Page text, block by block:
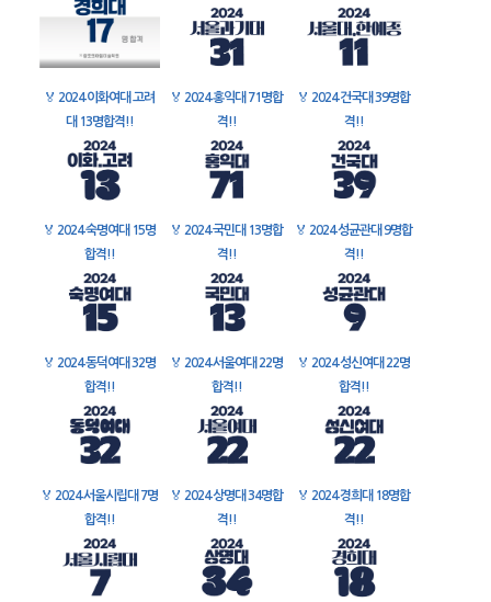
🏅 2024 이화여대 고려
대 13명합격!!
🏅 2024 홍익대 71명합
격!!
🏅 2024 건국대 39명합
격!!
🏅 2024 숙명여대 15명
합격!!
🏅 2024 국민대 13명합
격!!
🏅 2024 성균관대 9명합
격!!
🏅 2024 동덕여대 32명
합격!!
🏅 2024 서울여대 22명
합격!!
🏅 2024 성신여대 22명
합격!!
🏅 2024 서울시립대 7명
합격!!
🏅 2024 상명대 34명합
격!!
🏅 2024 경희대 18명합
격!!